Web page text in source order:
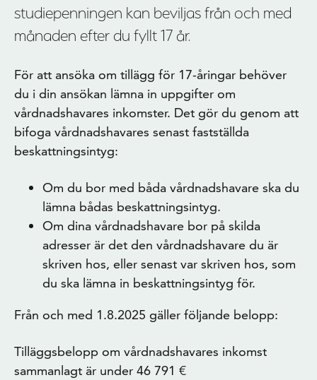
studiepenningen kan beviljas från och med
månaden efter du fyllt 17 år.
För att ansöka om tillägg för 17-åringar behöver
du i din ansökan lämna in uppgifter om
vårdnadshavares inkomster. Det gör du genom att
bifoga vårdnadshavares senast fastställda
beskattningsintyg:
Om du bor med båda vårdnadshavare ska du
lämna bådas beskattningsintyg.
Om dina vårdnadshavare bor på skilda
adresser är det den vårdnadshavare du är
skriven hos, eller senast var skriven hos, som
du ska lämna in beskattningsintyg för.
Från och med 1.8.2025 gäller följande belopp:
Tilläggsbelopp om vårdnadshavares inkomst
sammanlagt är under 46 791 €